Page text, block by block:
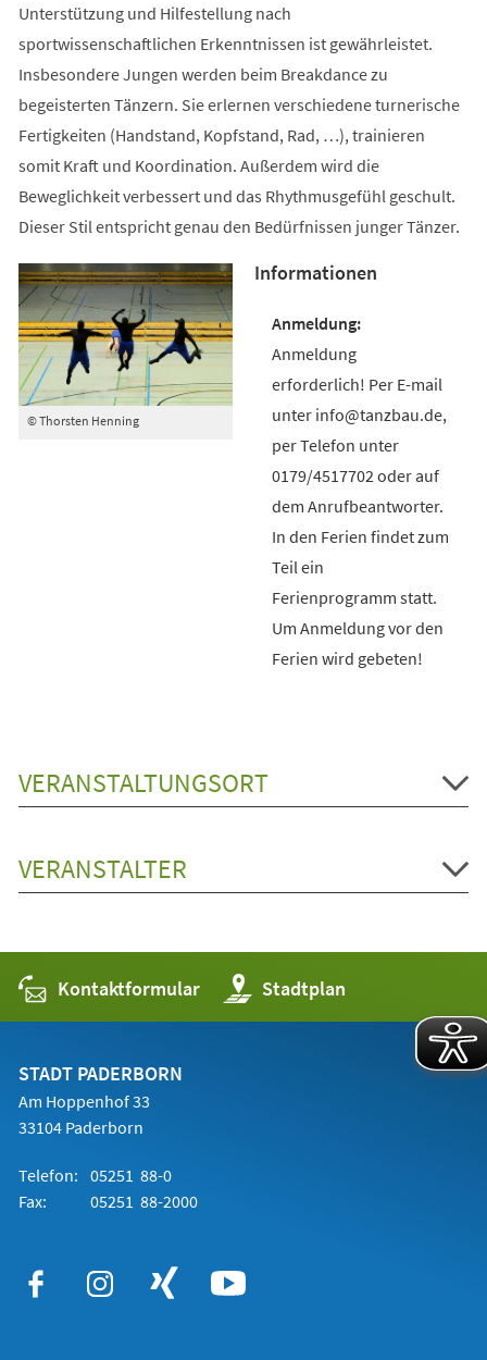
Unterstützung und Hilfestellung nach
sportwissenschaftlichen Erkenntnissen ist gewährleistet.
Insbesondere Jungen werden beim Breakdance zu
begeisterten Tänzern. Sie erlernen verschiedene turnerische
Fertigkeiten (Handstand, Kopfstand, Rad, …), trainieren
somit Kraft und Koordination. Außerdem wird die
Beweglichkeit verbessert und das Rhythmusgefühl geschult.
Dieser Stil entspricht genau den Bedürfnissen junger Tänzer.
© Thorsten Henning
Informationen
Anmeldung
erforderlich! Per E-mail
unter info@tanzbau.de,
per Telefon unter
0179/4517702 oder auf
dem Anrufbeantworter.
In den Ferien findet zum
Teil ein
Ferienprogramm statt.
Um Anmeldung vor den
Ferien wird gebeten!
VERANSTALTUNGSORT
VERANSTALTER
Kontaktformular Stadtplan
(Öffnet
in
einem
STADT PADERBORN
Am Hoppenhof 33
33104 Paderborn
Telefon: 05251 88-0
Fax:
05251 88-2000